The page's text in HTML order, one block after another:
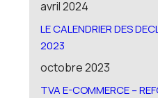
avril 2024
LE CALENDRIER DES
2023
octobre 2023
TVA E-COMMERCE –